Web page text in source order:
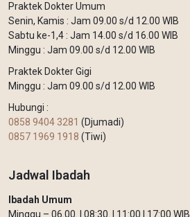
Praktek Dokter Umum
Senin, Kamis : Jam 09.00 s/d 12.00 WIB
Sabtu ke-1,4 : Jam 14.00 s/d 16.00 WIB
Minggu : Jam 09.00 s/d 12.00 WIB
Praktek Dokter Gigi
Minggu : Jam 09.00 s/d 12.00 WIB
Hubungi :
0858 9404 3281 (Djumadi)
0857 1969 1918 (Tiwi)
Jadwal Ibadah
Ibadah Umum
Minggu – 06.00. | 08:30. | 11:00 | 17:00 WIB